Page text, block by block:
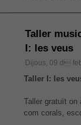
Taller
I: les veus
Dijous, 09 d
Taller I: les
Taller gratuït on
com corals,